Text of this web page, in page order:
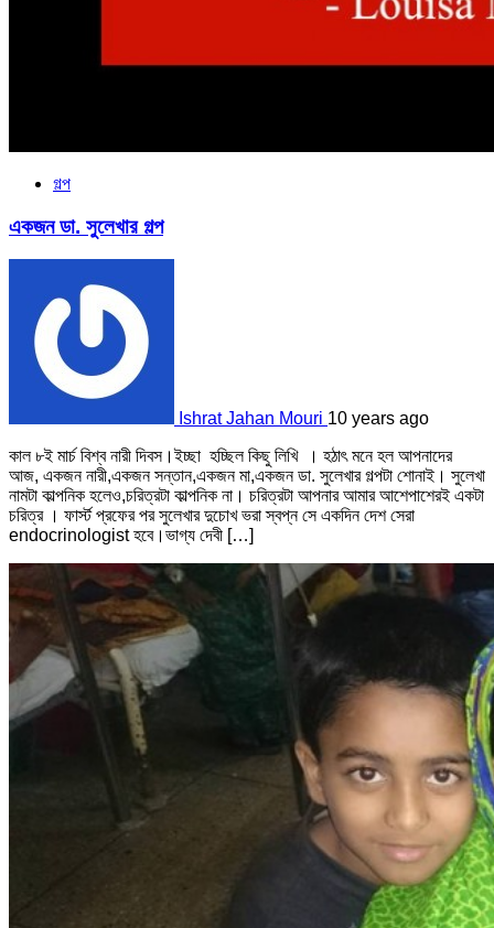
গল্প
একজন ডা. সুলেখার গল্প
Ishrat Jahan Mouri 10 years ago
কাল ৮ই মার্চ বিশ্ব নারী দিবস।ইচ্ছা হচ্ছিল কিছু লিখি । হঠাৎ মনে হল আপনাদের
আজ, একজন নারী,একজন সন্তান,একজন মা,একজন ডা. সুলেখার গল্পটা শোনাই। সুলেখা
নামটা কাল্পনিক হলেও,চরিত্রটা কাল্পনিক না। চরিত্রটা আপনার আমার আশেপাশেরই একটা
চরিত্র । ফার্স্ট প্রফের পর সুলেখার দুচোখ ভরা স্বপ্ন সে একদিন দেশ সেরা
endocrinologist হবে।ভাগ্য দেবী […]